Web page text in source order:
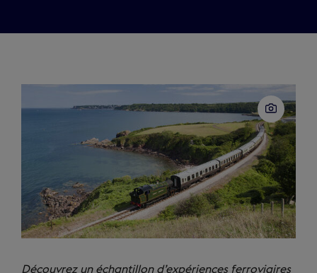
Découvrez un échantillon d’expériences ferroviaires